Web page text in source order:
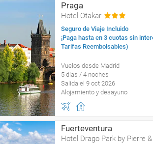
Praga
Hotel Otakar
Seguro de Viaje Incluido
¡Paga hasta en 3 cuotas sin
Tarifas Reembolsables)
Vuelos desde Madrid
5 días / 4 noches
Salida el 9 oct 2026
Alojamiento y desayuno
Fuerteventura
Hotel Drago Park by Pierre &